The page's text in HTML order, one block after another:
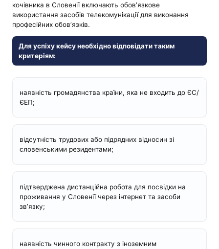
кочівника в Словенії включають обов’язкове
використання засобів телекомунікації для виконання
професійних обов’язків.
Для успіху кейсу необхідно відповідати таким
критеріям:
наявність громадянства країни, яка не входить до ЄС/
ЄЕП;
відсутність трудових або підрядних відносин зі
словенськими резидентами;
підтверджена дистанційна робота для посвідки на
проживання у Словенії через інтернет та засоби
зв’язку;
наявність чинного контракту з іноземним